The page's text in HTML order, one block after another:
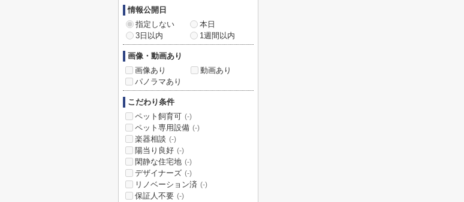
情報公開日
指定しない
本日
3日以内
1週間以内
画像・動画あり
画像あり
動画あり
パノラマあり
こだわり条件
ペット飼育可 (-)
ペット専用設備 (-)
楽器相談 (-)
陽当り良好 (-)
閑静な住宅地 (-)
デザイナーズ (-)
リノベーション済 (-)
保証人不要 (-)